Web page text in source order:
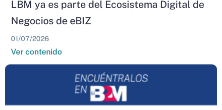
LBM ya es parte del Ecosistema Digital de
Negocios de eBIZ
01/07/2026
Ver contenido